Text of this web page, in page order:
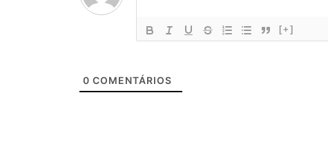
[+]
0 COMENTÁRIOS